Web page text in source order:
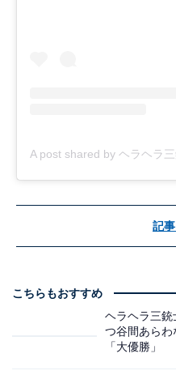
A post shared by ヘラヘラ三銃
記
こちらもおすすめ
ヘラヘラ三
つ谷間あらわ
「大優勝」